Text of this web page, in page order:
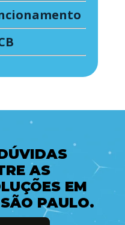
AS
EM
PAULO.